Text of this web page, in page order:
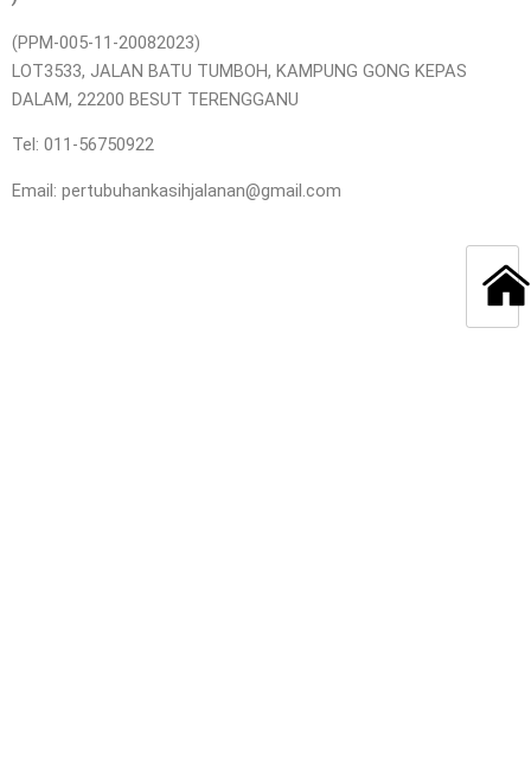
(PPM-005-11-20082023)
LOT3533, JALAN BATU TUMBOH, KAMPUNG GONG KEPAS
DALAM, 22200 BESUT TERENGGANU
Tel: 011-56750922
Email: pertubuhankasihjalanan@gmail.com